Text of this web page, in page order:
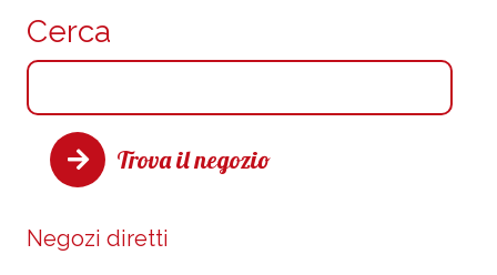
Cerca
Trova il negozio
Negozi diretti